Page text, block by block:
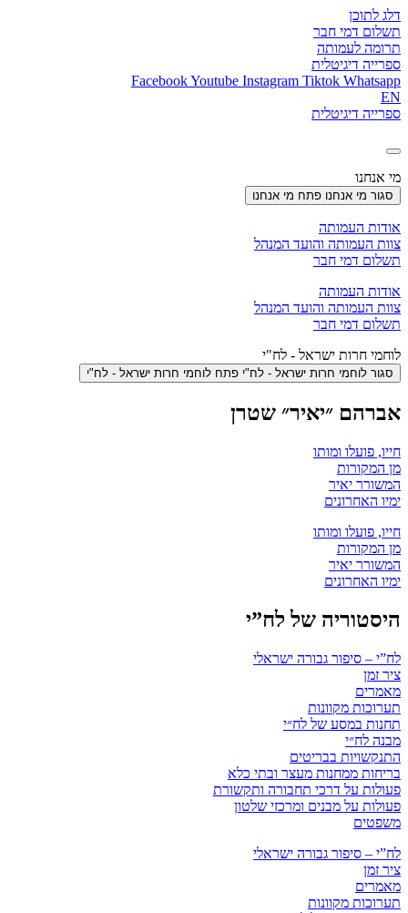
דלג לתוכן
תשלום דמי חבר
תרומה לעמותה
ספרייה דיגיטלית
FacebookYoutube Instagram Tiktok Whatsapp
EN
ספרייה דיגיטלית
מי אנחנו
סגור מי אנחנו פתח מי אנחנו
אודות העמותה
צוות העמותה והועד המנהל
תשלום דמי חבר
אודות העמותה
צוות העמותה והועד המנהל
תשלום דמי חבר
לוחמי חרות ישראל - לח"י
סגור לוחמי חרות ישראל - לח"י פתח לוחמי חרות ישראל - לח"י
אברהם ״יאיר״ שטרן
חייו, פועלו ומותו
מן המקורות
המשורר יאיר
ימיו האחרונים
חייו, פועלו ומותו
מן המקורות
המשורר יאיר
ימיו האחרונים
היסטוריה של לח”י
לח”י – סיפור גבורה ישראלי
ציר זמן
מאמרים
תערוכות מקוונות
תחנות במסע של לח״י
מבנה לח״י
התנקשויות בבריטים
בריחות ממחנות מעצר ובתי כלא
פעולות על דרכי תחבורה ותקשורת
פעולות על מבנים ומרכזי שלטון
משפטים
לח”י – סיפור גבורה ישראלי
ציר זמן
מאמרים
תערוכות מקוונות